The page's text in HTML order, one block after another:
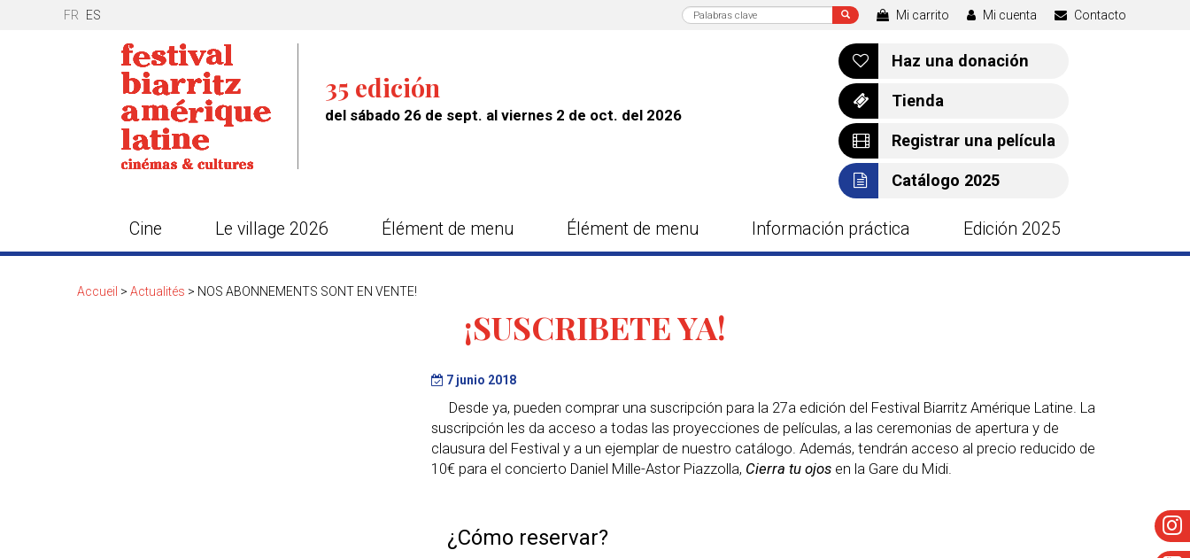
FR ES Mi carrito Mi cuenta Contacto
35 edición
del sábado 26 de sept. al viernes 2 de oct. del 2026
Haz una donación
Tienda
Registrar una película
Catálogo 2025
Cine Le village 2026 Élément de menu Élément de menu Información práctica Edición 2025
Accueil > Actualités > NOS ABONNEMENTS SONT EN VENTE!
¡SUSCRIBETE YA!
7 junio 2018
Desde ya, pueden comprar una suscripción para la 27a edición del Festival Biarritz Amérique Latine. La
suscripción les da acceso a todas las proyecciones de películas, a las ceremonias de apertura y de
clausura del Festival y a un ejemplar de nuestro catálogo. Además, tendrán acceso al precio reducido de
10€ para el concierto Daniel Mille-Astor Piazzolla, Cierra tu ojos en la Gare du Midi.
¿Cómo reservar?